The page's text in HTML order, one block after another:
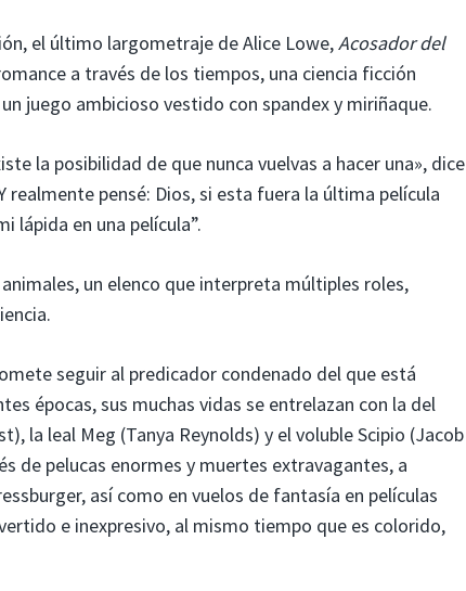
el último largometraje de Alice Lowe,Acosador del
a través de los tiempos, una ciencia ficción
juego ambicioso vestido con spandex y miriñaque.
la posibilidad de que nunca vuelvas a hacer una», dice
realmente pensé: Dios, si esta fuera la última película
lápida en una película”.
un elenco que interpreta múltiples roles,
seguir al predicador condenado del que está
épocas, sus muchas vidas se entrelazan con la del
la leal Meg (Tanya Reynolds) y el voluble Scipio (Jacob
de pelucas enormes y muertes extravagantes, a
así como en vuelos de fantasía en películas
e inexpresivo, al mismo tiempo que es colorido,